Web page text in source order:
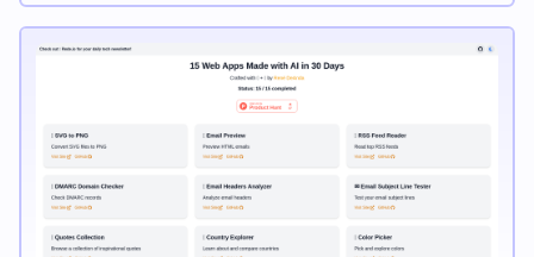
이트의 힘을 발휘하여 부동산 시장에서 더 큰 성공을 거두세요.